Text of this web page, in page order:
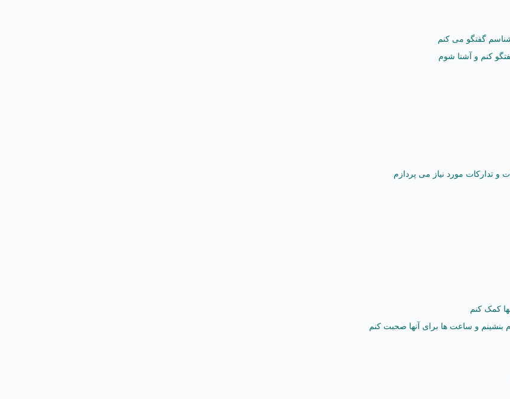
گفتگو می کنم
کنم و آشنا شوم
و تدارکات مورد نیاز می پردازم
کمک کنم
بنشینم و ساعت ها برای آنها صحبت کنم